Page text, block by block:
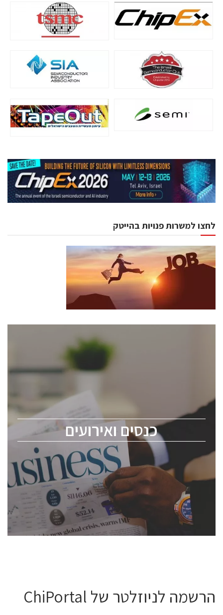
לחצו למשרות פנויות בהייטק
כנסים ואירועים
כנסים ואירועים
לכל העוסקים בתעשיית הסמיקונדקטור כולל מהנדסים,
ChipEx2026 will be held on May 12-13, 2026. The
conference is intended for everyone involved in the
semiconductor industry, including engineers,
professional experts, and senior executives.
לחץ לפרטים
הרשמה לניוזלטר של ChiPortal